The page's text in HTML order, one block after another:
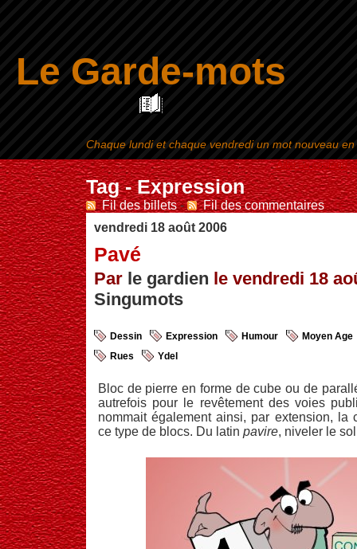
Le Garde-mots
Aller au contenu|
Tag - Expression
Fil des billets-
Fil des commentaires
vendredi 18 août 2006
Pavé
Par le gardien le vendredi 18
Singumots
Dessin Expression Humour
Moyen Age
Rues
Ydel
Bloc de pierre en forme de cube ou de
autrefois pour le revêtement des voies
nommait également ainsi, par extension, la
ce type de blocs. Du latin pavire, niveler le
Chaque lundi et chaque vendredi un mot nouveau